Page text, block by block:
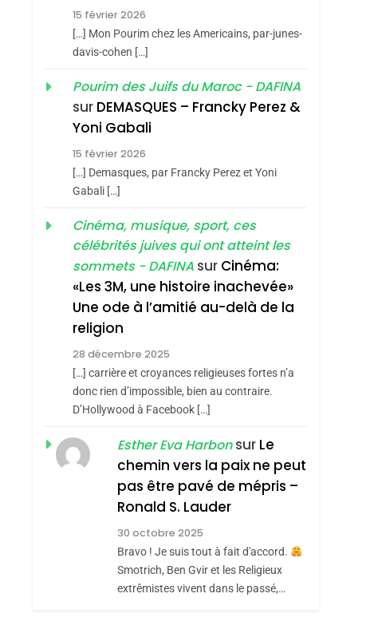
2
Dis Guerre»: La
Nouvelle Chanson De
Boy George
ISRAÉL JUDAISME
Accords D’Isaac:
L’alliance Pourrait
S’étendre À 13 Pays
D’Amérique Latine
ISRAÉL JUDAISME
5
Meurtrière Selon Le
Rapport D’ADL
Contre
L’antisémitisme
FRANCE ISRAÉL
FIÈRE, DIGNE ET
RÉSILIENTE :
POURQUOI JE
REVENDIQUE MA
JUDAÏTE Par Thérèse
Zrihen-Dvir
ISRAÉL JUDAISME
CE QUI NOUS
MANQUE – Jacques
Hadida
JUDAISME
Maroc : Les Amandes
15 février 2026
[…] Mon Pourim chez les Americains, par-junes-
davis-cohen […]
Pourim des Juifs du Maroc - DAFINA
sur DEMASQUES – Francky Perez &
Yoni Gabali
15 février 2026
[…] Demasques, par Francky Perez et Yoni
Gabali […]
Cinéma, musique, sport, ces
célébrités juives qui ont atteint les
sommets - DAFINA sur Cinéma:
«Les 3M, une histoire inachevée»
Une ode à l’amitié au-delà de la
religion
28 décembre 2025
[…] carrière et croyances religieuses fortes n’a
donc rien d’impossible, bien au contraire.
D’Hollywood à Facebook […]
Esther Eva Harbonsur Le
chemin vers la paix ne peut
pas être pavé de mépris –
Ronald S. Lauder
30 octobre 2025
Bravo ! Je suis tout à fait d'accord.
Smotrich, Ben Gvir et les Religieux
extrêmistes vivent dans le passé,…